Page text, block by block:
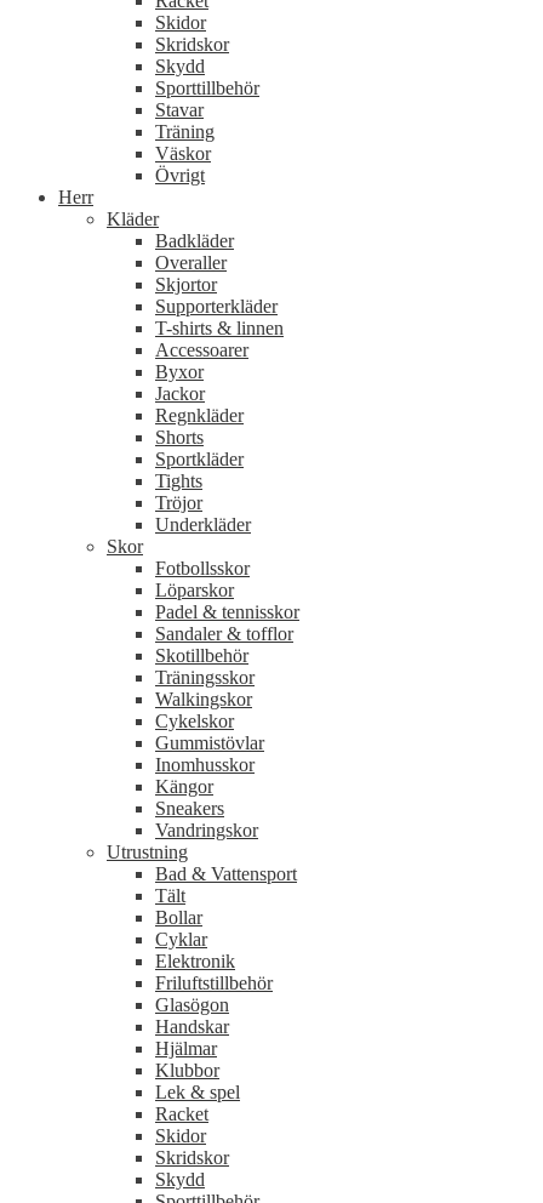
Skidor
Skridskor
Skydd
Sporttillbehör
Stavar
Träning
Väskor
Övrigt
Herr
Kläder
Badkläder
Overaller
Skjortor
Supporterkläder
T-shirts & linnen
Accessoarer
Byxor
Jackor
Regnkläder
Shorts
Sportkläder
Tights
Tröjor
Underkläder
Skor
Fotbollsskor
Löparskor
Padel & tennisskor
Sandaler & tofflor
Skotillbehör
Träningsskor
Walkingskor
Cykelskor
Gummistövlar
Inomhusskor
Kängor
Sneakers
Vandringskor
Utrustning
Bad & Vattensport
Tält
Bollar
Cyklar
Elektronik
Friluftstillbehör
Glasögon
Handskar
Hjälmar
Klubbor
Lek & spel
Racket
Skidor
Skridskor
Skydd